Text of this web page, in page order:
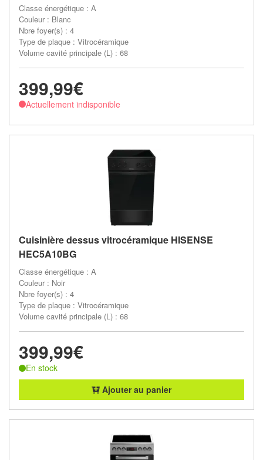
Classe énergétique : A
Couleur : Blanc
Nbre foyer(s) : 4
Type de plaque : Vitrocéramique
Volume cavité principale (L) : 68
399,99€
Actuellement indisponible
Cuisinière dessus vitrocéramique HISENSE
HEC5A10BG
Classe énergétique : A
Couleur : Noir
Nbre foyer(s) : 4
Type de plaque : Vitrocéramique
Volume cavité principale (L) : 68
399,99€
En stock
Ajouter au panier